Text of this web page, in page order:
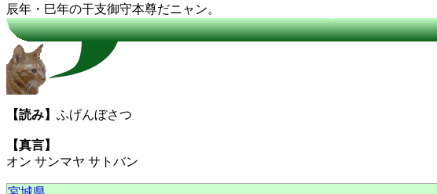
辰年・巳年の干支御守本尊だニャン。
【読み】 ふげんぼさつ
【真言】
オン サンマヤ サトバン